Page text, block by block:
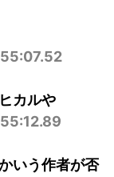
カルや
いう作者が否